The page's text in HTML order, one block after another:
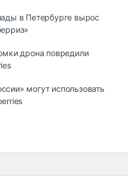
в Петербурге вырос
дрона повредили
могут использовать